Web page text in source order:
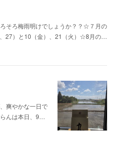
そろ梅雨明けでしょうか？？☆７月の
27）と10（金）、21（火）☆8月の…
爽やかな一日で
んは本日、9…